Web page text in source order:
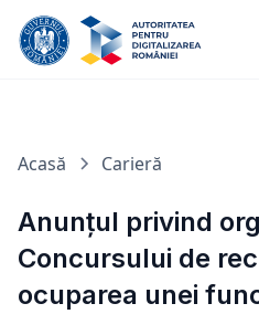
Acasă Carieră
Anunțul privind
Concursului de
ocuparea unei